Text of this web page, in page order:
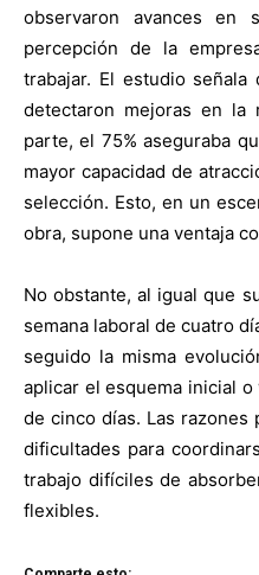
observaron avances en
percepción de la
trabajar. El estudio
detectaron mejoras en la
parte, el 75% aseguraba
mayor capacidad de
selección. Esto, en un
obra, supone una ventaja
No obstante, al igual que
semana laboral de cuatro
seguido la misma
aplicar el esquema inicial
de cinco días. Las razones
dificultades para
trabajo difíciles de
flexibles.